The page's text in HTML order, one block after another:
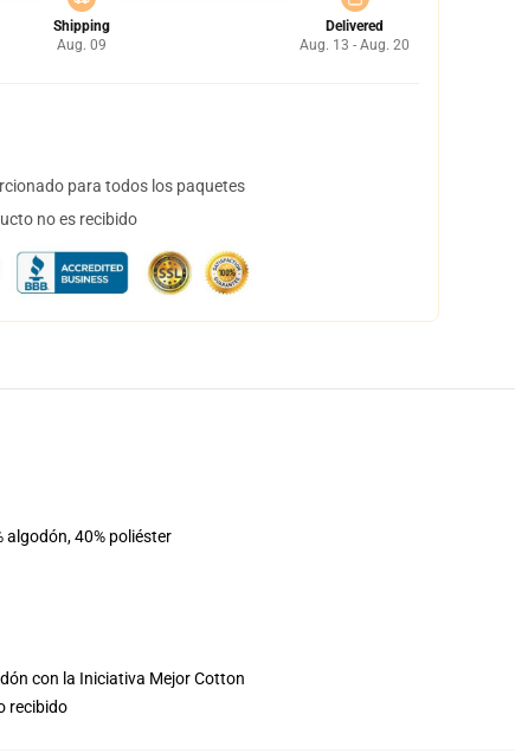
Shipping
Aug. 09
Delivered
Aug. 13 - Aug. 20
para todos los paquetes
no es recibido
algodón, 40% poliéster
con la Iniciativa Mejor Cotton
recibido